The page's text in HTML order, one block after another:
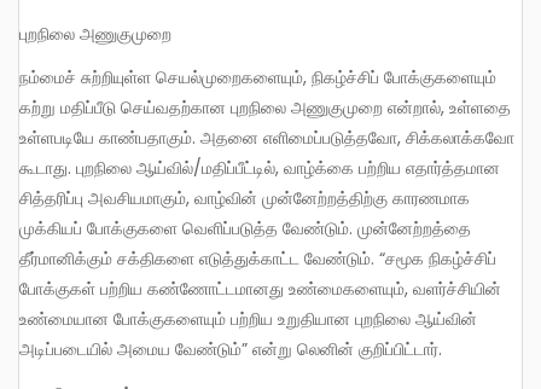
புறநிலை அணுகுமுறை
நம்மைச் சுற்றியுள்ள செயல்முறைகளையும், நிகழ்ச்சிப் போக்குகளையும்
கற்று மதிப்பீடு செய்வதற்கான புறநிலை அணுகுமுறை என்றால், உள்ளதை
உள்ளபடியே காண்பதாகும். அதனை எளிமைப்படுத்தவோ, சிக்கலாக்கவோ
கூடாது. புறநிலை ஆய்வில்/மதிப்பீட்டில், வாழ்க்கை பற்றிய எதார்த்தமான
சித்தரிப்பு அவசியமாகும், வாழ்வின் முன்னேற்றத்திற்கு காரணமாக
முக்கியப் போக்குகளை வெளிப்படுத்த வேண்டும். முன்னேற்றத்தை
தீர்மானிக்கும் சக்திகளை எடுத்துக்காட்ட வேண்டும். “சமூக நிகழ்ச்சிப்
போக்குகள் பற்றிய கண்ணோட்டமானது உண்மைகளையும், வளர்ச்சியின்
உண்மையான போக்குகளையும் பற்றிய உறுதியான புறநிலை ஆய்வின்
அடிப்படையில் அமைய வேண்டும்” என்று லெனின் குறிப்பிட்டார்.